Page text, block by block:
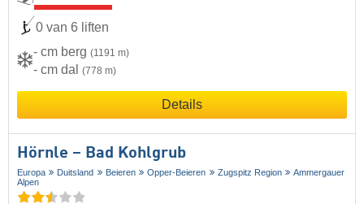
0 van 6 liften
- cm berg (1191 m)
- cm dal (778 m)
Details
Hörnle – Bad Kohlgrub
Europa Duitsland Beieren Opper-Beieren Zugspitz Region
Ammergauer
Alpen